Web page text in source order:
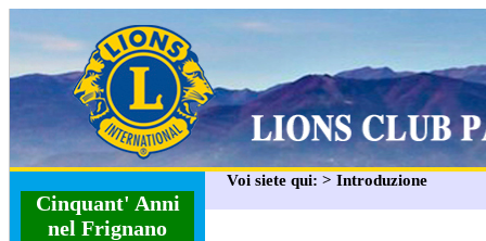
Cinquant' Anni
nel Frignano
Voi siete qui: > Introduzione